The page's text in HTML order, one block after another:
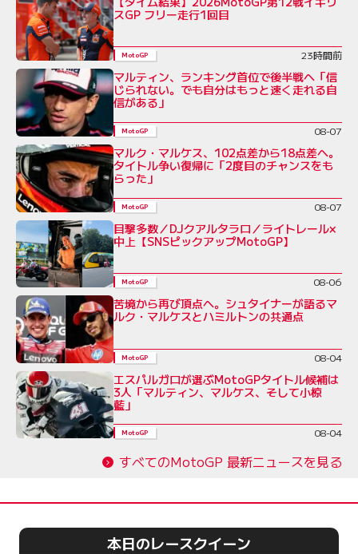
スGP フリー走行1回目
MotoGP 23時間前
マルティン、ランキング首位で後半戦へ「信
じられない。でも自分はもっと速く走れる自
信がある」
MotoGP 08-07
マルク・マルケス、102点差から18点差へ。
タイトル争い復帰に「2度目のチャンスをも
らった」
MotoGP 08-07
目撃多数／DJクアルタラロ／ライトレール×
中上【SNSピックアップMotoGP】
MotoGP 08-06
苦境から再び頂点へ。シュタイナーが語るマ
ルク・マルケスとハミルトンの共通点
MotoGP 08-04
エスパルガロが選ぶMotoGPタイトル候補は
3人「マルティン、マルケス、そして小椋
藍」
MotoGP 08-04
すべてのMotoGP 最新ニュースを見る
本日のレースクイーン